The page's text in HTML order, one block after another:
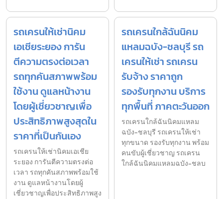
รถเครนให้เช่านิคม
เอเชียระยอง การัน
ตีความตรงต่อเวลา
รถทุกคันสภาพพร้อม
ใช้งาน ดูแลหน้างาน
โดยผู้เชี่ยวชาญเพื่อ
ประสิทธิภาพสูงสุดใน
ราคาที่เป็นกันเอง
รถเครนให้เช่านิคมเอเชีย
ระยอง การันตีความตรงต่อ
เวลา รถทุกคันสภาพพร้อมใช้
งาน ดูแลหน้างานโดยผู้
เชี่ยวชาญเพื่อประสิทธิภาพสูง
รถเครนใกล้ฉันนิคม
แหลมฉบัง-ชลบุรี รถ
เครนให้เช่า รถเครน
รับจ้าง ราคาถูก
รองรับทุกงาน บริการ
ทุกพื้นที่ ภาคตะวันออก
รถเครนใกล้ฉันนิคมแหลม
ฉบัง-ชลบุรี รถเครนให้เช่า
ทุกขนาด รองรับทุกงาน พร้อม
คนขับผู้เชี่ยวชาญ รถเครน
ใกล้ฉันนิคมแหลมฉบัง-ชลบ